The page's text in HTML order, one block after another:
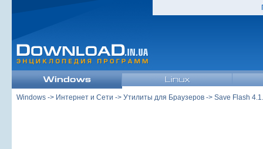
Windows -> Интернет и Сети -> Утилиты для Браузеров -> Save Flash